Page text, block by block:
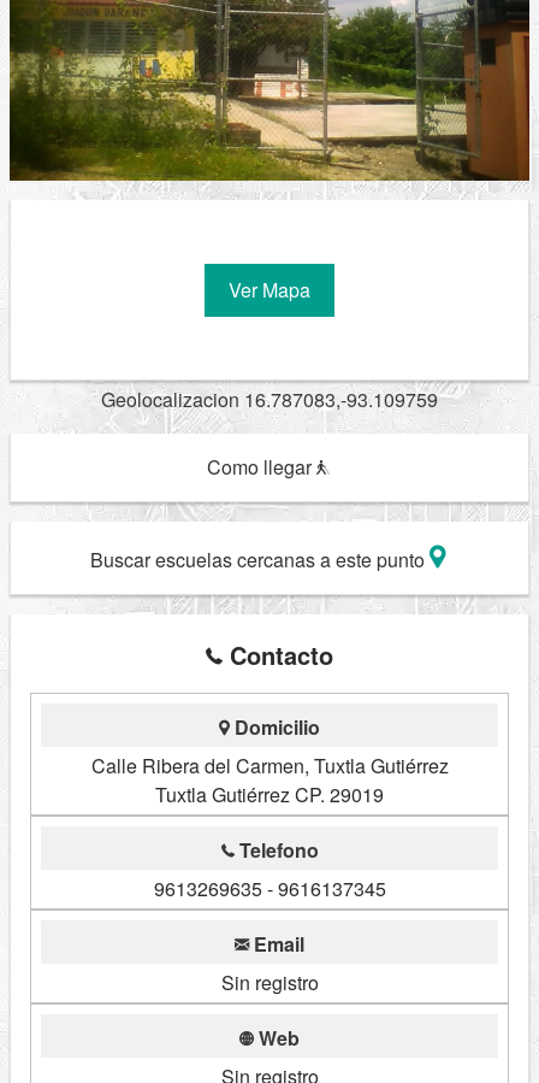
Ver Mapa
Geolocalizacion 16.787083,-93.109759
Como llegar
Buscar escuelas cercanas a este punto
Contacto
Domicilio
Calle Ribera del Carmen, Tuxtla Gutiérrez
Tuxtla Gutiérrez CP. 29019
Telefono
9613269635 - 9616137345
Email
Sin registro
Web
Sin registro